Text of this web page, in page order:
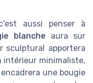
aussi penser à
blanche aura sur
sculptural apportera
intérieur minimaliste,
une bougie